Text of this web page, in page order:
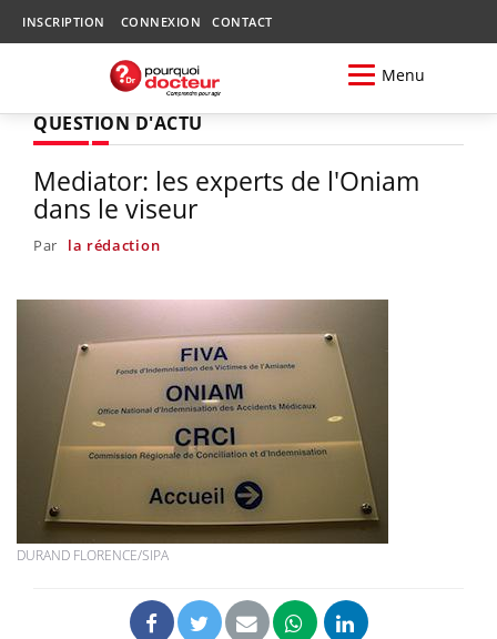
INSCRIPTION CONNEXION CONTACT
Menu
QUESTION D'ACTU
Mediator: les experts de l'Oniam
dans le viseur
Par la rédaction
DURAND FLORENCE/SIPA